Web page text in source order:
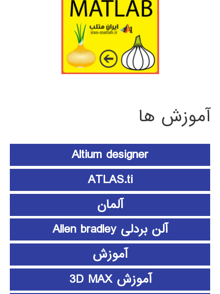
آموزش ها
Altium designer
ATLAS.ti
آلمان
آلن بردلی Allen bradley
آموزش
آموزش 3D MAX